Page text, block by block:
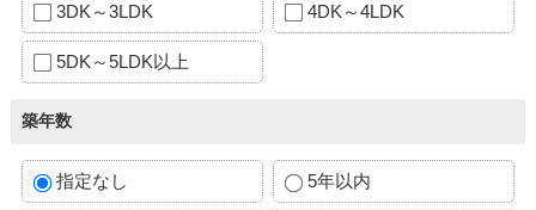
3DK～3LDK 4DK～4LDK
5DK～5LDK以上
築年数
指定なし 5年以内